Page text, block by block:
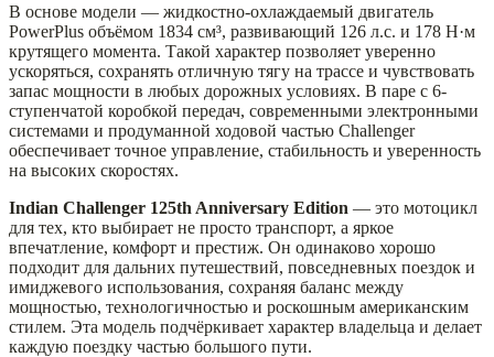
В основе модели — жидкостно-охлаждаемый двигатель
PowerPlus объёмом 1834 см³, развивающий 126 л.с. и 178 Н·м
крутящего момента. Такой характер позволяет уверенно
ускоряться, сохранять отличную тягу на трассе и чувствовать
запас мощности в любых дорожных условиях. В паре с 6-
ступенчатой коробкой передач, современными электронными
системами и продуманной ходовой частью Challenger
обеспечивает точное управление, стабильность и уверенность
на высоких скоростях.
Indian Challenger 125th Anniversary Edition — это мотоцикл
для тех, кто выбирает не просто транспорт, а яркое
впечатление, комфорт и престиж. Он одинаково хорошо
подходит для дальних путешествий, повседневных поездок и
имиджевого использования, сохраняя баланс между
мощностью, технологичностью и роскошным американским
стилем. Эта модель подчёркивает характер владельца и делает
каждую поездку частью большого пути.